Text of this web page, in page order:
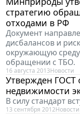
стратегию
отходами в РФ
Документ
дисбалансов и
окружающую
обращении с ТБО.
16 августа 2013Новости
Утвержден ГОСТ
недвижимости
В силу стандарт
13 сентября 2012Новости